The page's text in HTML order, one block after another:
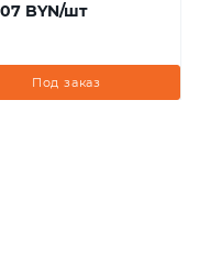
BYN/шт
Под заказ